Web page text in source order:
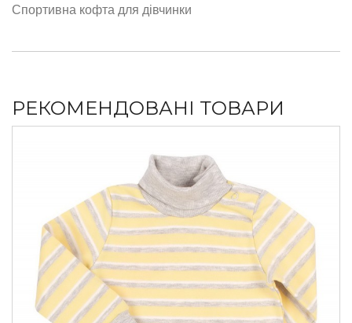
Спортивна кофта для дівчинки
РЕКОМЕНДОВАНІ ТОВАРИ